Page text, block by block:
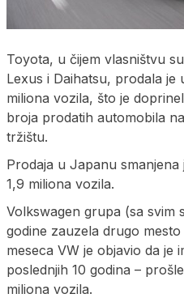
Toyota, u čijem vlasništvu
Lexus i Daihatsu, prodala
miliona vozila, što je
broja prodatih automobila
tržištu.
Prodaja u Japanu
1,9 miliona vozila.
Volkswagen grupa (sa svim
godine zauzela drugo
meseca VW je objavio da je
poslednjih 10 godina –
miliona vozila.